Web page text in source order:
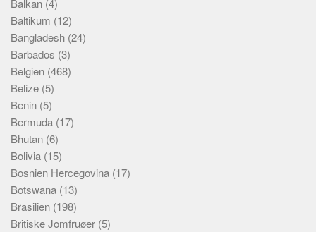
Webstedet
Forhistorien
Redigering
Tekstannoncer
Bannere
Hjælp
Balkan (4)
Baltikum (12)
Bangladesh (24)
Barbados (3)
Belgien (468)
Belize (5)
Benin (5)
Bermuda (17)
Bhutan (6)
Bolivia (15)
Bosnien Hercegovina (17)
Botswana (13)
Brasilien (198)
Britiske Jomfruøer (5)